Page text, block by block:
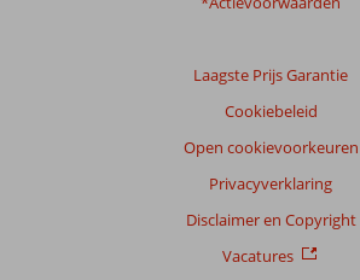
Laagste Prijs Garantie
Cookiebeleid
Open cookievoorkeuren
Privacyverklaring
Disclaimer en Copyright
Vacatures